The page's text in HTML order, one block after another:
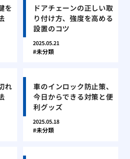
を
ドアチェーンの正しい取
り付け方、強度を高める
設置のコツ
2025.05.21
未分類
れ
車のインロック防止策、
今日からできる対策と便
利グッズ
2025.05.18
未分類